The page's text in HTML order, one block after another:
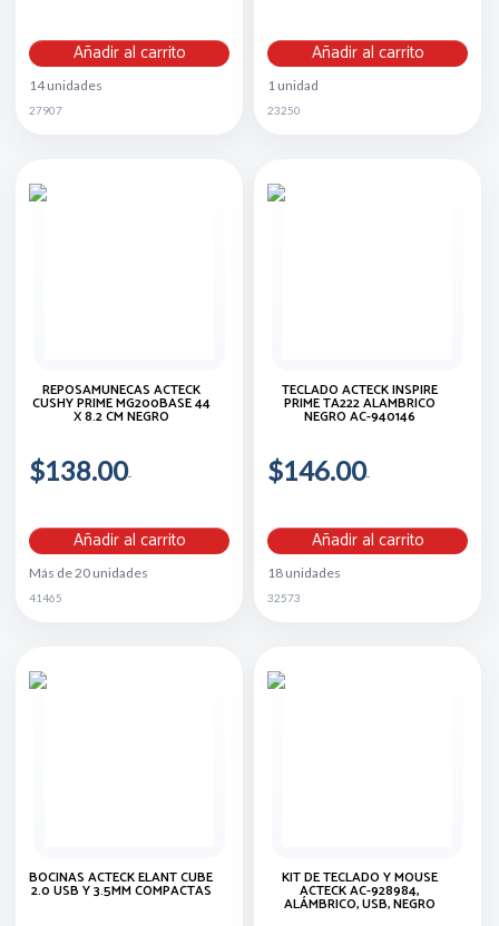
Añadir al carrito
14 unidades
27907
Añadir al carrito
1 unidad
23250
REPOSAMUÑECAS ACTECK
CUSHY PRIME MG200BASE 44
X 8.2 CM NEGRO
$138.00
Añadir al carrito
Más de 20 unidades
41465
TECLADO ACTECK INSPIRE
PRIME TA222 ALAMBRICO
NEGRO AC-940146
$146.00
Añadir al carrito
18 unidades
32573
BOCINAS ACTECK ELANT CUBE
2.0 USB Y 3.5MM COMPACTAS
KIT DE TECLADO Y MOUSE
ACTECK AC-928984,
ALÁMBRICO, USB, NEGRO